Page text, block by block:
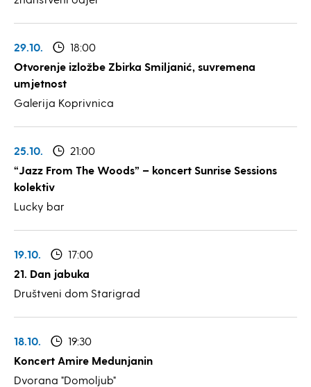
29.10.
18:00
Otvorenje izložbe Zbirka Smiljanić, suvremena
umjetnost
Galerija Koprivnica
25.10.
21:00
“Jazz From The Woods” – koncert Sunrise Sessions
kolektiv
Lucky bar
19.10.
17:00
21. Dan jabuka
Društveni dom Starigrad
18.10.
19:30
Koncert Amire Medunjanin
Dvorana "Domoljub"